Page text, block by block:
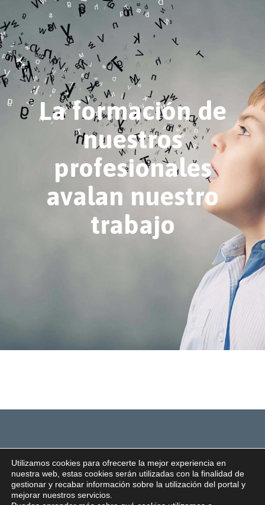
La formación de
nuestros
profesionales
avalan nuestro
trabajo
© 2022 - CENTRO DUO Todos los derechos reservados
Utilizamos cookies para ofrecerte la mejor experiencia en
nuestra web, estas cookies serán utilizadas con la finalidad de
gestionar y recabar información sobre la utilización del portal y
mejorar nuestros servicios.